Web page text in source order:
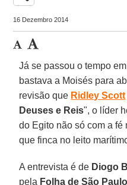
16 Dezembro 2014
Já se passou o tempo
bastava a Moisés para
revisão que Ridley Scott
Deuses e Reis", o líder
do Egito não só com a fé
que finca no leito
A entrevista é de Diogo
pela Folha de São Paulo